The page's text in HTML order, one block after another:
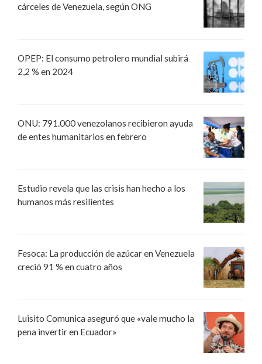
cárceles de Venezuela, según ONG
OPEP: El consumo petrolero mundial subirá
2,2 % en 2024
ONU: 791.000 venezolanos recibieron ayuda
de entes humanitarios en febrero
Estudio revela que las crisis han hecho a los
humanos más resilientes
Fesoca: La producción de azúcar en Venezuela
creció 91 % en cuatro años
Luisito Comunica aseguró que «vale mucho la
pena invertir en Ecuador»